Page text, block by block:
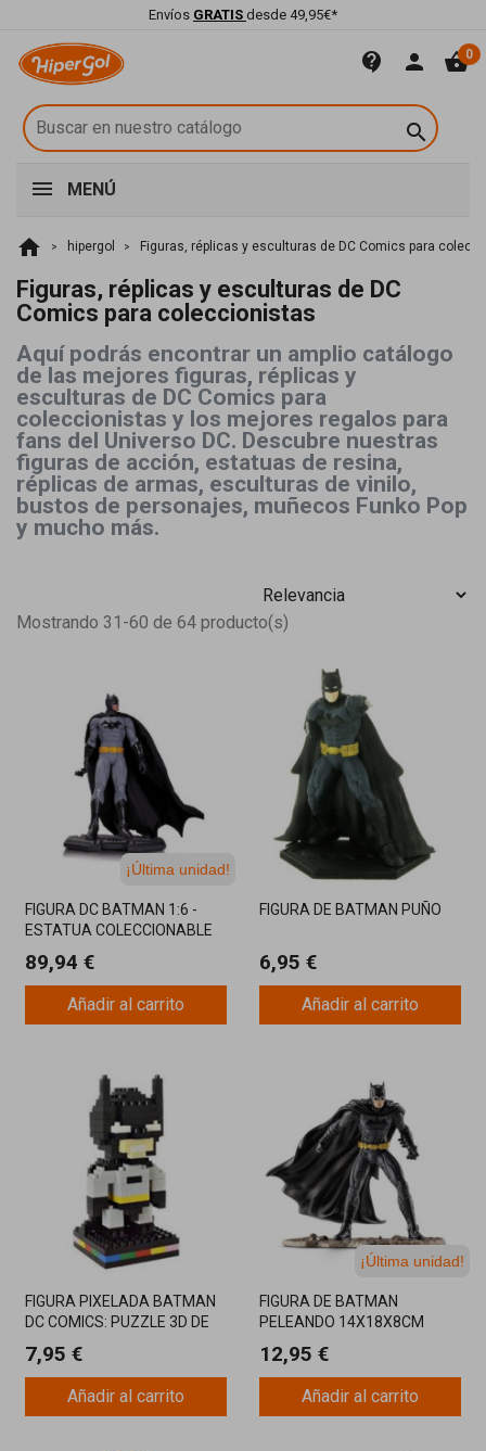
Envíos GRATIS desde 49,95€*
contact_support person shopping_basket0

MENÚ
home hipergol Figuras, réplicas y esculturas de DC Comics para
Figuras, réplicas y esculturas de DC
Comics para coleccionistas
Aquí podrás encontrar un amplio catálogo
de las mejores figuras, réplicas y
esculturas de DC Comics para
coleccionistas y los mejores regalos para
fans del Universo DC. Descubre nuestras
figuras de acción, estatuas de resina,
réplicas de armas, esculturas de vinilo,
bustos de personajes, muñecos Funko Pop
y mucho más.
Mostrando 31-60 de 64 producto(s)
¡Última unidad!
FIGURA DC BATMAN 1:6 -
ESTATUA COLECCIONABLE
89,94 €
Añadir al carrito
FIGURA DE BATMAN PUÑO
6,95 €
Añadir al carrito
FIGURA PIXELADA BATMAN
DC COMICS: PUZZLE 3D DE
7,95 €
Añadir al carrito
¡Última unidad!
FIGURA DE BATMAN
PELEANDO 14X18X8CM
12,95 €
Añadir al carrito